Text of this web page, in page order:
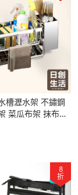
槽瀝水架 不鏽鋼
菜瓜布架 抹布海
瀝水籃 廚房置物
8
折